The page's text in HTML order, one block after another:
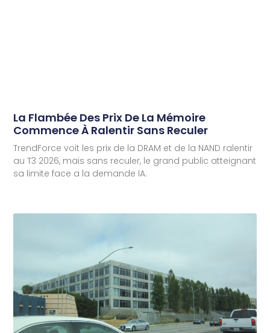
La Flambée Des Prix De La Mémoire
Commence À Ralentir Sans Reculer
TrendForce voit les prix de la DRAM et de la NAND ralentir
au T3 2026, mais sans reculer, le grand public atteignant
sa limite face a la demande IA.